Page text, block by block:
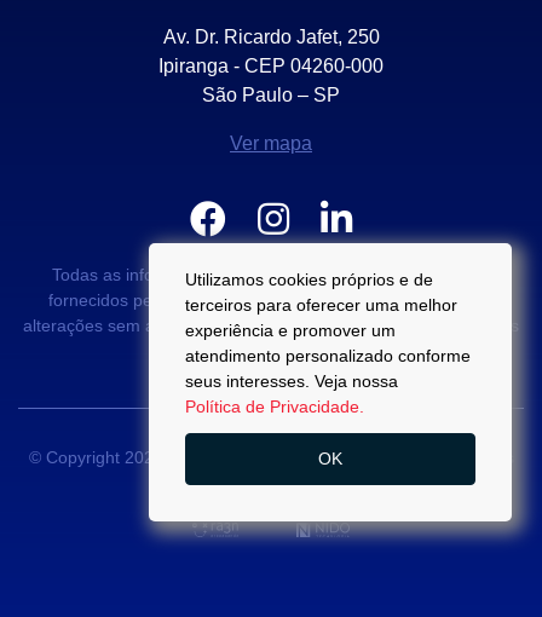
Av. Dr. Ricardo Jafet, 250
Ipiranga - CEP 04260-000
São Paulo – SP
Ver mapa
Todas as informações e valores exibidos neste portal são
fornecidos pelos proprietários dos imóveis podendo sofrer
alterações sem aviso prévio. Antes da proposta, consulte nossos
corretores.
© Copyright 2022 - Di Palma Campos -CRECI 22889-J
os direitos reservados.
Utilizamos cookies próprios e de
terceiros para oferecer uma melhor
experiência e promover um
atendimento personalizado conforme
seus interesses. Veja nossa
Política de Privacidade.
OK